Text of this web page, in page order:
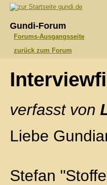
gundi.de
Gundi-Forum
Forums-Ausgangsseite
zurück zum Forum
verfasst von
Liebe
Stefan